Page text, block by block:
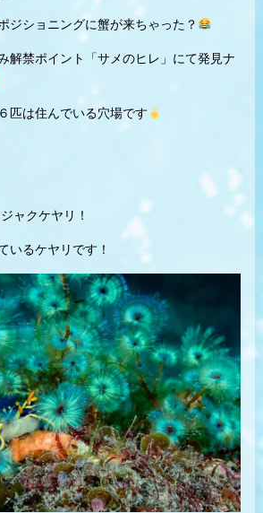
ジショニングに蟹が来ちゃった？
解禁ポイント「サメのヒレ」にて発見ナ
匹は住んでいる穴場です
ャクケヤリ！
いるケヤリです！